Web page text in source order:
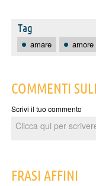
Tag
amare amore
COMMENTI
Scrivi il tuo commento
FRASI AFFINI